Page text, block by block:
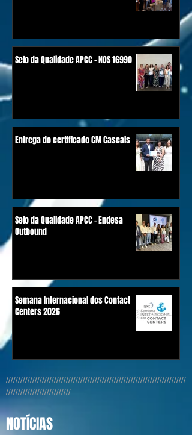
Selo da Qualidade APCC - NOS 16990
Entrega do certificado CM Cascais
Selo da Qualidade APCC - Endesa
Outbound
Semana Internacional dos Contact
Centers 2026
///////////////////////////////////////////////////////////////////////////
///////////////////////////
NOTÍCIAS